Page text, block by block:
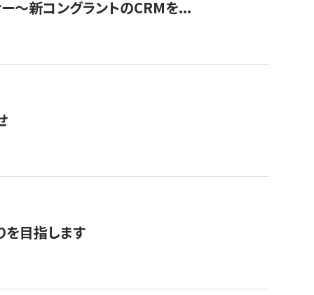
ー〜新コングラントのCRMを...
を目指します